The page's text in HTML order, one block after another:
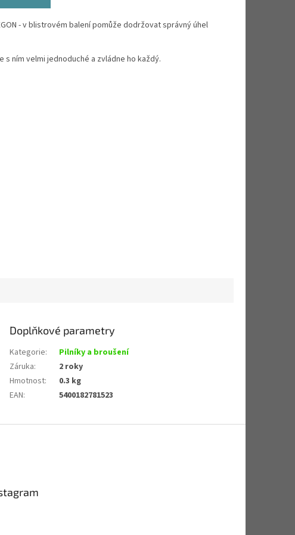
- v blistrovém balení pomůže dodržovat správný úhel
s ním velmi jednoduché a zvládne ho každý.
Doplňkové parametry
Kategorie:
Pilníky a broušení
Záruka:
2 roky
Hmotnost:
0.3 kg
EAN: 5400182781523